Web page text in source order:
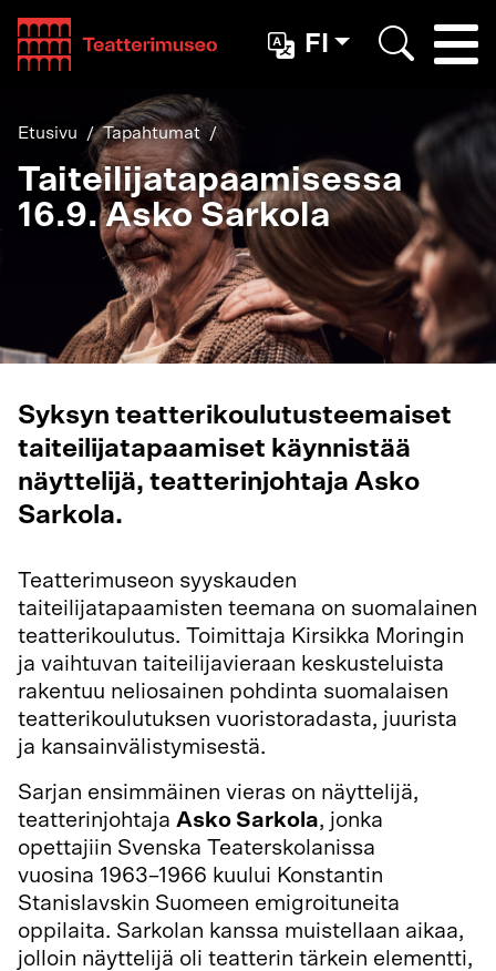
Teatterimuseo
FI
Etusivu Tapahtumat
Taiteilijatapaamisessa
16.9. Asko Sarkola
Syksyn teatterikoulutusteemaiset
taiteilijatapaamiset käynnistää
näyttelijä, teatterinjohtaja Asko
Sarkola.
Teatterimuseon syyskauden
taiteilijatapaamisten teemana on suomalainen
teatterikoulutus. Toimittaja Kirsikka Moringin
ja vaihtuvan taiteilijavieraan keskusteluista
rakentuu neliosainen pohdinta suomalaisen
teatterikoulutuksen vuoristoradasta, juurista
ja kansainvälistymisestä.
Sarjan ensimmäinen vieras on näyttelijä,
teatterinjohtaja Asko Sarkola, jonka
opettajiin Svenska Teaterskolanissa
vuosina 1963–1966 kuului Konstantin
Stanislavskin Suomeen emigroituneita
oppilaita. Sarkolan kanssa muistellaan aikaa,
jolloin näyttelijä oli teatterin tärkein elementti,